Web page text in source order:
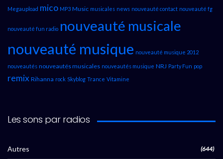
Megaupload mico MP3 Music musicales news nouveauté contact nouveauté fg
nouveauté fun radio nouveauté musicale
nouveauté musique nouveauté musique 2012
nouveautés nouveautés musicales nouveautés musique NRJ Party Fun pop
remix Rihanna rock Skyblog Trance Vitamine
Les sons par radios
Autres (644)